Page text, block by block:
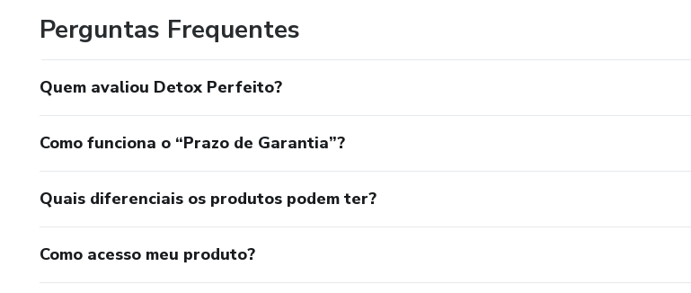
Perguntas Frequentes
Quem avaliou Detox Perfeito?
Como funciona o “Prazo de Garantia”?
Quais diferenciais os produtos podem ter?
Como acesso meu produto?